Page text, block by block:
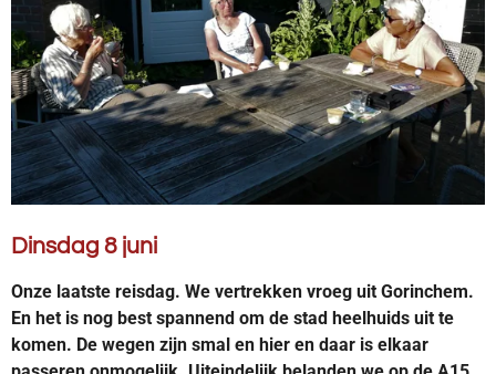
Dinsdag 8 juni
Onze laatste reisdag. We vertrekken vroeg uit Gorinchem.
En het is nog best spannend om de stad heelhuids uit te
komen. De wegen zijn smal en hier en daar is elkaar